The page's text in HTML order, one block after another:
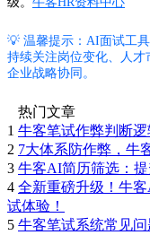
💡 温馨提示：AI面试工
持续关注岗位变化、人
企业战略协同。
热门文章
1 牛客笔试作弊判断
2 7大体系防作弊，牛
3 牛客AI简历筛选：
4 全新重磅升级！牛
试体验！
5 牛客笔试系统常见问